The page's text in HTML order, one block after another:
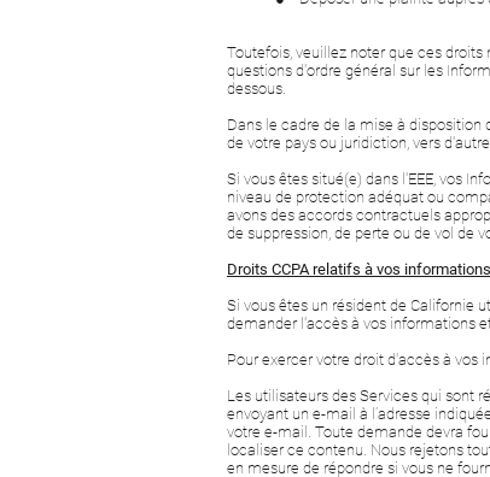
Toutefois, veuillez noter que ces
questions d'ordre général sur les
dessous.
Dans le cadre de la mise à disposition
de votre pays ou juridiction, vers
Si vous êtes situé(e) dans l'EEE, vos
niveau de protection adéquat ou
avons des accords contractuels
de suppression, de perte ou de vol de
Droits CCPA relatifs à vos
Si vous êtes un résident de Californie
demander l'accès à vos informations
Pour exercer votre droit d'accès à vos
Les utilisateurs des Services qui sont
envoyant un e-mail à l’adresse
votre e-mail. Toute demande devra
localiser ce contenu. Nous rejetons
en mesure de répondre si vous ne